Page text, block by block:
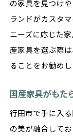
国産家
リア
日本の職
職人が
行田市
国産家
の家具を見つけ
ランドがカスタ
ニーズに応じた
産家具を選ぶ際
ることをお勧めし
国産家具がもた
行田市で手に入
の美が融合して